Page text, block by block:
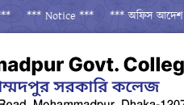
*** Notice *** *** অফিস আদেশ ***